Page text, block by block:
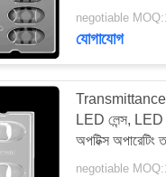
লাইট লেন্স
স্ট্রিট লাইটিং এর
negotiable
যোগাযোগ
LED লেন্স,
অপটিক্স অপারেটিং
℃ নিচে
negotiable